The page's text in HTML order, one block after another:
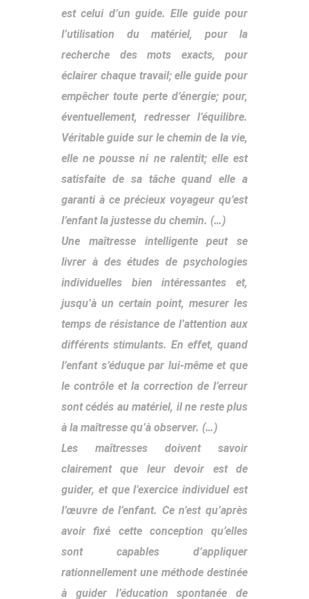
est celui d’un guide. Elle guide pour
l’utilisation du matériel, pour la
recherche des mots exacts, pour
éclairer chaque travail; elle guide pour
empêcher toute perte d’énergie; pour,
éventuellement, redresser l’équilibre.
Véritable guide sur le chemin de la vie,
elle ne pousse ni ne ralentit; elle est
satisfaite de sa tâche quand elle a
garanti à ce précieux voyageur qu’est
l’enfant la justesse du chemin. (…)
Une maîtresse intelligente peut se
livrer à des études de psychologies
individuelles bien intéressantes et,
jusqu’à un certain point, mesurer les
temps de résistance de l’attention aux
différents stimulants. En effet, quand
l’enfant s’éduque par lui-même et que
le contrôle et la correction de l’erreur
sont cédés au matériel, il ne reste plus
à la maîtresse qu’à observer. (…)
Les maîtresses doivent savoir
clairement que leur devoir est de
guider, et que l’exercice individuel est
l’œuvre de l’enfant. Ce n’est qu’après
avoir fixé cette conception qu’elles
sont capables d’appliquer
rationnellement une méthode destinée
à guider l’éducation spontanée de